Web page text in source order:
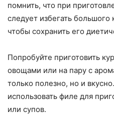
помнить, что при
следует избегать
чтобы сохранить его
Попробуйте приготовить
овощами или на пару с
только полезно, но и
использовать филе для
или супов.